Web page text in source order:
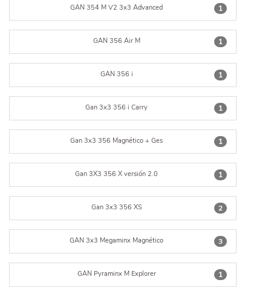
1
GAN 354 M V2 3x3 Advanced
1
GAN 356 Air M
1
GAN 356 i
1
Gan 3x3 356 i Carry
1
Gan 3x3 356 Magnético + Ges
1
Gan 3X3 356 X versión 2.0
2
Gan 3x3 356 XS
3
GAN 3x3 Megaminx Magnético
1
GAN Pyraminx M Explorer